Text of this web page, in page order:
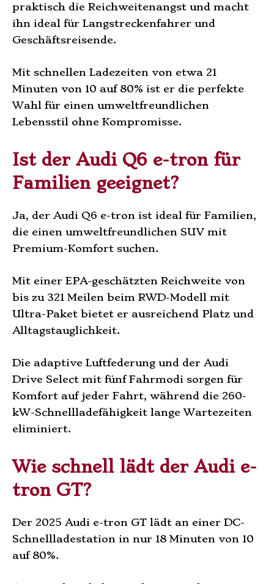
praktisch die Reichweitenangst und macht
ihn ideal für Langstreckenfahrer und
Geschäftsreisende.
Mit schnellen Ladezeiten von etwa 21
Minuten von 10 auf 80% ist er die perfekte
Wahl für einen umweltfreundlichen
Lebensstil ohne Kompromisse.
Ist der Audi Q6 e-tron für
Familien geeignet?
Ja, der Audi Q6 e-tron ist ideal für Familien,
die einen umweltfreundlichen SUV mit
Premium-Komfort suchen.
Mit einer EPA-geschätzten Reichweite von
bis zu 321 Meilen beim RWD-Modell mit
Ultra-Paket bietet er ausreichend Platz und
Alltagstauglichkeit.
Die adaptive Luftfederung und der Audi
Drive Select mit fünf Fahrmodi sorgen für
Komfort auf jeder Fahrt, während die 260-
kW-Schnellladefähigkeit lange Wartezeiten
eliminiert.
Wie schnell lädt der Audi e-
tron GT?
Der 2025 Audi e-tron GT lädt an einer DC-
Schnellladestation in nur 18 Minuten von 10
auf 80%.